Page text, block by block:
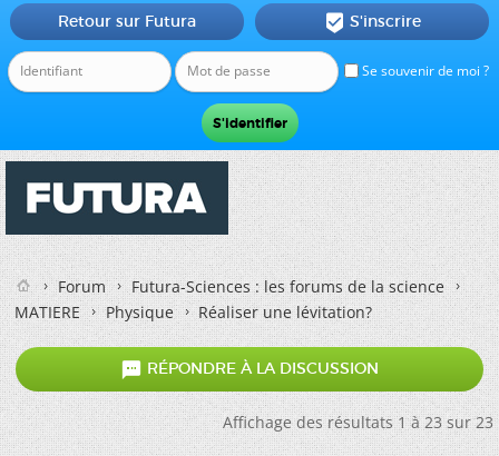
Se souvenir de moi ?
Retour sur Futura  S'inscrire
Forum
Futura-Sciences : les forums de la science
MATIERE
Physique Réaliser une lévitation?
 RÉPONDRE À LA DISCUSSION
Affichage des résultats 1 à 23 sur 23